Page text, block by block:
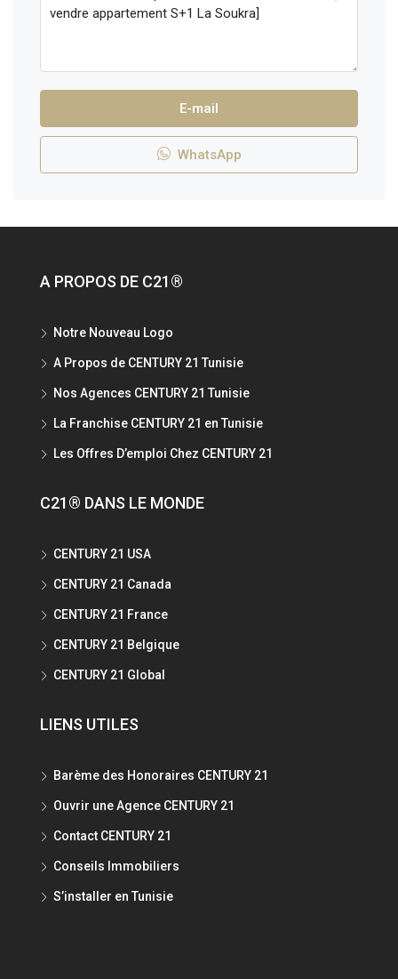
E-mail
WhatsApp
A PROPOS DE C21®
Notre Nouveau Logo
A Propos de CENTURY 21 Tunisie
Nos Agences CENTURY 21 Tunisie
La Franchise CENTURY 21 en Tunisie
Les Offres D’emploi Chez CENTURY 21
C21® DANS LE MONDE
CENTURY 21 USA
CENTURY 21 Canada
CENTURY 21 France
CENTURY 21 Belgique
CENTURY 21 Global
LIENS UTILES
Barème des Honoraires CENTURY 21
Ouvrir une Agence CENTURY 21
Contact CENTURY 21
Conseils Immobiliers
S’installer en Tunisie